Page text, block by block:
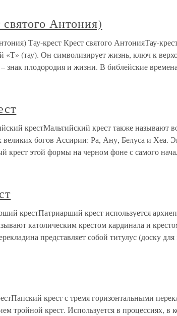
Антония)
Тау-крест Крест святого АнтонияТау-
«Т» (тау). Он символизирует жизнь, ключ к
знак плодородия и жизни. В библейские
крестМальтийский крест также называют
великих богов Ассирии: Ра, Ану, Белуса и Хеа.
крест этой формы на черном фоне с самого
крестПатриарший крест используется
католическим крестом кардинала и
представляет собой титулус (доску
крест с тремя горизонтальными
тройной крест. Используется в процессиях, в